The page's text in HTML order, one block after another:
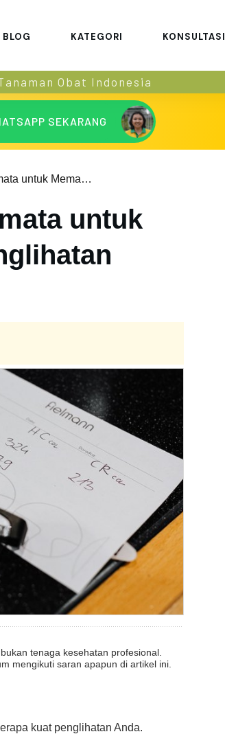
BLOG KATEGORI KONSULTASI
Obat Indonesia
SEKARANG
Cara Baca Resep Kacamata untuk Memahami Kondisi Penglihatan Anda
untuk
tenaga kesehatan profesional.
mengikuti saran apapun di artikel ini.
kuat penglihatan Anda.